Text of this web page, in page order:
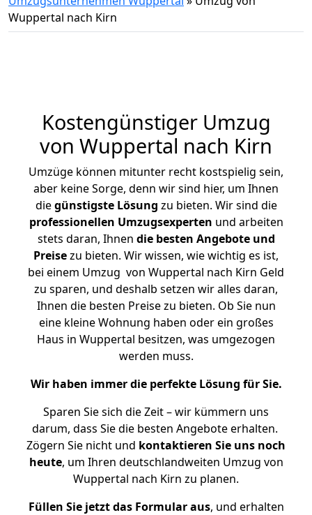
Wuppertal nach Kirn
Kostengünstiger Umzug
von Wuppertal nach Kirn
Umzüge können mitunter recht kostspielig sein,
aber keine Sorge, denn wir sind hier, um Ihnen
diegünstigste Lösung zu bieten. Wir sind die
professionellen Umzugsexperten und arbeiten
stets daran, Ihnen die besten Angebote und
Preisezu bieten. Wir wissen, wie wichtig es ist,
bei einem Umzug von Wuppertal nach Kirn Geld
zu sparen, und deshalb setzen wir alles daran,
Ihnen die besten Preise zu bieten. Ob Sie nun
eine kleine Wohnung haben oder ein großes
Haus in Wuppertal besitzen, was umgezogen
werden muss.
Wir haben immer die perfekte Lösung für Sie.
Sparen Sie sich die Zeit – wir kümmern uns
darum, dass Sie die besten Angebote erhalten.
Zögern Sie nicht und kontaktieren Sie uns noch
heute, um Ihren deutschlandweiten Umzug von
Wuppertal nach Kirn zu planen.
Füllen Sie jetzt das Formular aus, und erhalten